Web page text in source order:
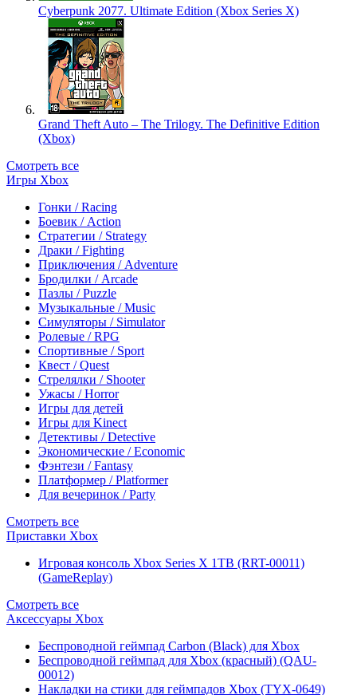
Cyberpunk 2077. Ultimate Edition (Xbox Series X)
Grand Theft Auto – The Trilogy. The Definitive Edition
(Xbox)
Смотреть все
Игры Xbox
Гонки / Racing
Боевик / Action
Стратегии / Strategy
Драки / Fighting
Приключения / Adventure
Бродилки / Arcade
Пазлы / Puzzle
Музыкальные / Music
Симуляторы / Simulator
Ролевые / RPG
Спортивные / Sport
Квест / Quest
Стрелялки / Shooter
Ужасы / Horror
Игры для детей
Игры для Kinect
Детективы / Detective
Экономические / Economic
Фэнтези / Fantasy
Платформер / Platformer
Для вечеринок / Party
Смотреть все
Приставки Xbox
Игровая консоль Xbox Series X 1TB (RRT-00011)
(GameReplay)
Смотреть все
Аксессуары Xbox
Беспроводной геймпад Carbon (Black) для Xbox
Беспроводной геймпад для Xbox (красный) (QAU-
00012)
Накладки на стики для геймпадов Xbox (TYX-0649)